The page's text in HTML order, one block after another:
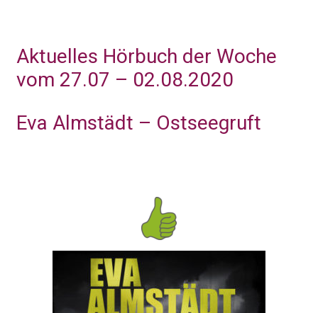
Aktuelles Hörbuch der Woche
vom 27.07 – 02.08.2020
Eva Almstädt – Ostseegruft